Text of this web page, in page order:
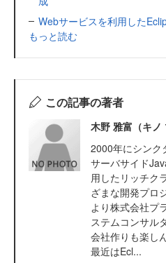
Webサービスを利用した
もっと読む
この記事の著者
木野 雅富（キノ
2000年にシンク
サーバサイド
用したリッチク
ざまな開発プロ
より株式会社プ
ステムコンサル
会社作りも楽し
最近はEcl...